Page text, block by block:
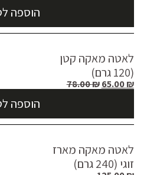
הוספה
לאטה מאקה קטן
(120 גרם)
78.00₪ 65.00₪
הוספה
לאטה מאקה מארז
זוגי (240 גרם)